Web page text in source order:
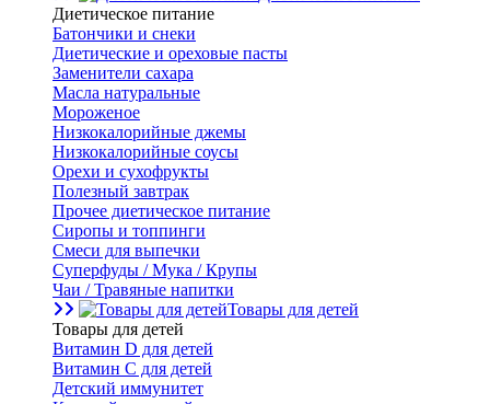
Диетическое питание
Батончики и снеки
Диетические и ореховые пасты
Заменители сахара
Масла натуральные
Мороженое
Низкокалорийные джемы
Низкокалорийные соусы
Орехи и сухофрукты
Полезный завтрак
Прочее диетическое питание
Сиропы и топпинги
Смеси для выпечки
Суперфуды / Мука / Крупы
Чаи / Травяные напитки
Товары для детей
Товары для детей
Витамин D для детей
Витамин С для детей
Детский иммунитет